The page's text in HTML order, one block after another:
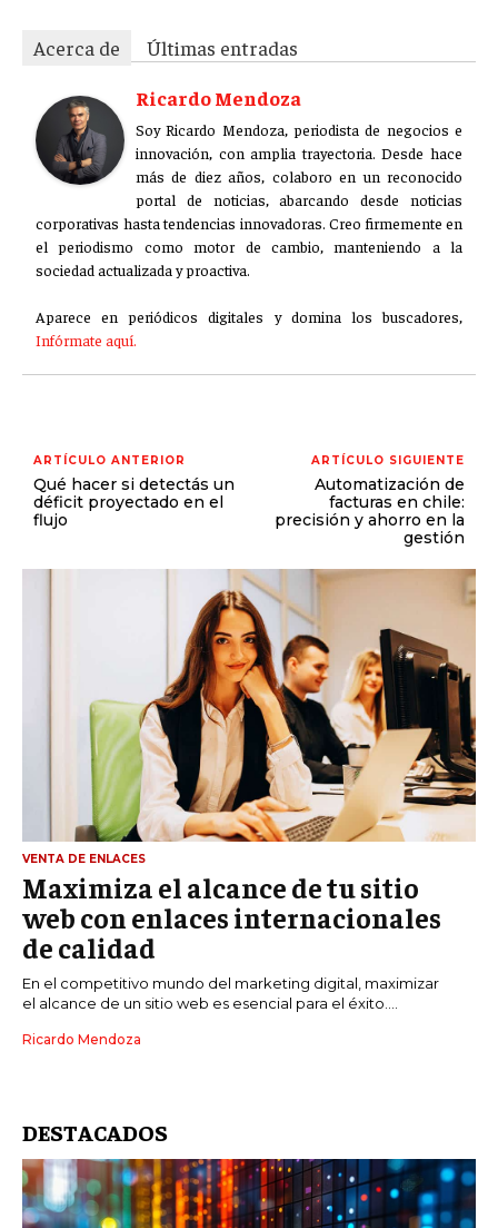
Acerca de
Últimas entradas
Ricardo Mendoza
Soy Ricardo Mendoza, periodista de negocios e
innovación, con amplia trayectoria. Desde hace
más de diez años, colaboro en un reconocido
portal de noticias, abarcando desde noticias
corporativas hasta tendencias innovadoras. Creo firmemente en
el periodismo como motor de cambio, manteniendo a la
sociedad actualizada y proactiva.
Aparece en periódicos digitales y domina los buscadores,
Infórmate aquí.
ARTÍCULO ANTERIOR
Qué hacer si detectás un
déficit proyectado en el
flujo
ARTÍCULO SIGUIENTE
Automatización de
facturas en chile:
precisión y ahorro en la
gestión
VENTA DE ENLACES
Maximiza el alcance de tu sitio
web con enlaces internacionales
de calidad
En el competitivo mundo del marketing digital, maximizar
el alcance de un sitio web es esencial para el éxito....
Ricardo Mendoza
DESTACADOS